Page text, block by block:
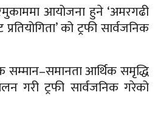
आयोजना हुने ‘अमरगढी
को ट्रफी सार्वजनिक
आर्थिक समृद्धि
गरी ट्रफी सार्वजनिक गरेको